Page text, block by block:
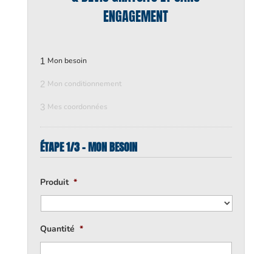
ENGAGEMENT
1 Mon besoin
2 Mon conditionnement
3 Mes coordonnées
ÉTAPE 1/3 - MON BESOIN
Produit *
Quantité *